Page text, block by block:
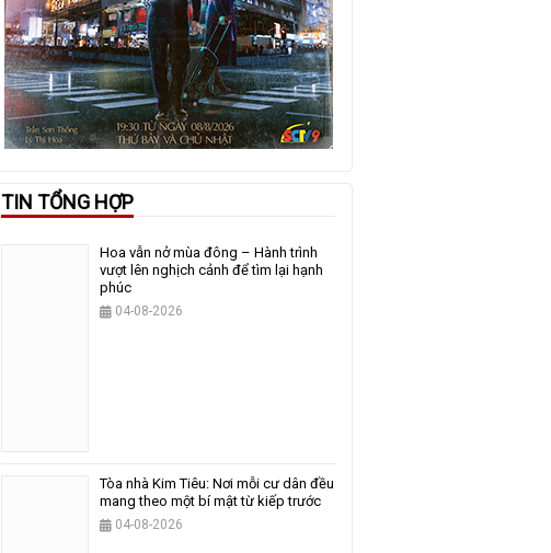
TIN TỔNG HỢP
Hoa vẫn nở mùa đông – Hành trình
vượt lên nghịch cảnh để tìm lại hạnh
phúc
04-08-2026
Tòa nhà Kim Tiêu: Nơi mỗi cư dân đều
mang theo một bí mật từ kiếp trước
04-08-2026